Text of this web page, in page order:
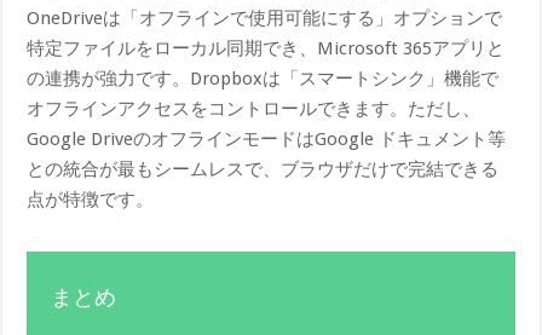
OneDriveは「オフラインで使用可能にする」オプションで
特定ファイルをローカル同期でき、Microsoft 365アプリと
の連携が強力です。Dropboxは「スマートシンク」機能で
オフラインアクセスをコントロールできます。ただし、
Google DriveのオフラインモードはGoogle ドキュメント等
との統合が最もシームレスで、ブラウザだけで完結できる
点が特徴です。
まとめ